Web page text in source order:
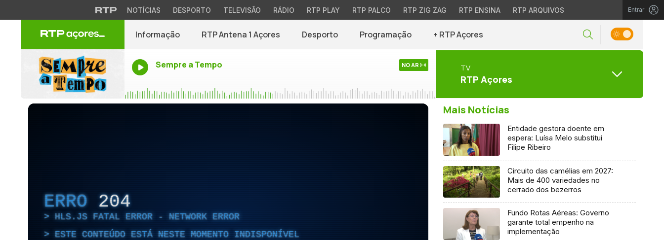
NOTÍCIAS DESPORTO TELEVISÃO RÁDIO RTP PLAY RTP PALCO RTP ZIG ZAG RTP ENSINA RTP ARQUIVOS Entrar
Informação RTP Antena 1 Açores Desporto Programação + RTP Açores
Sempre a Tempo NO AR TV
RTP Açores
ERRO 204
HLS.JS FATAL ERROR - NETWORK ERROR
ESTE CONTEÚDO ESTÁ NESTE MOMENTO INDISPONÍVEL
Mais Notícias
Entidade gestora doente em
espera: Luísa Melo substitui
Filipe Ribeiro
Circuito das camélias em 2027:
Mais de 400 variedades no
cerrado dos bezerros
Fundo Rotas Aéreas: Governo
garante total empenho na
implementação